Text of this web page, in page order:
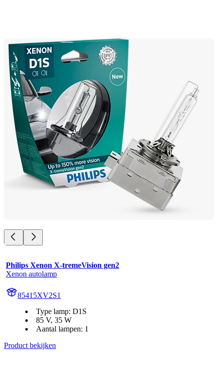
Philips Xenon X-tremeVision gen2
Xenon autolamp
85415XV2S1
Type lamp: D1S
85 V, 35 W
Aantal lampen: 1
Product bekijken